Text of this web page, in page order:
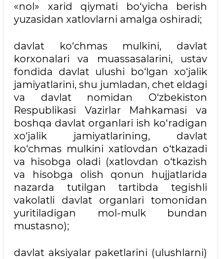
«nol» xarid qiymati bo‘yicha berish
yuzasidan xatlovlarni amalga oshiradi;
davlat ko‘chmas mulkini, davlat
korxonalari va muassasalarini, ustav
fondida davlat ulushi bo‘lgan xo‘jalik
jamiyatlarini, shu jumladan, chet eldagi
va davlat nomidan O‘zbekiston
Respublikasi Vazirlar Mahkamasi va
boshqa davlat organlari ish ko‘radigan
xo‘jalik jamiyatlarining, davlat
ko‘chmas mulkini xatlovdan o‘tkazadi
va hisobga oladi (xatlovdan o‘tkazish
va hisobga olish qonun hujjatlarida
nazarda tutilgan tartibda tegishli
vakolatli davlat organlari tomonidan
yuritiladigan mol-mulk bundan
mustasno);
davlat aksiyalar paketlarini (ulushlarni)